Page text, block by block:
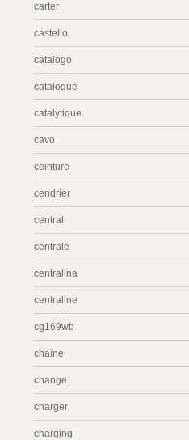
carter
castello
catalogo
catalogue
catalytique
cavo
ceinture
cendrier
central
centrale
centralina
centraline
cg169wb
chaîne
change
charger
charging